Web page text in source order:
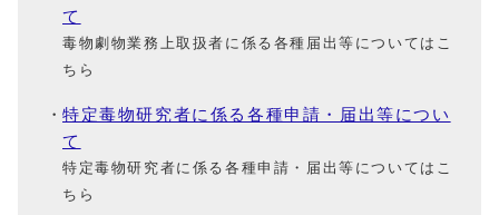
て
毒物劇物業務上取扱者に係る各種届出等についてはこ
ちら
特定毒物研究者に係る各種申請・届出等につい
て
特定毒物研究者に係る各種申請・届出等についてはこ
ちら